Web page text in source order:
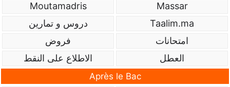
Massar
Moutamadris
Taalim.ma
دروس و تمارين
امتحانات
فروض
العطل
الاطلاع على النقط
Après le Bac